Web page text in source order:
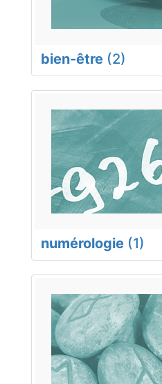
bien-être (2)
numérologie (1)